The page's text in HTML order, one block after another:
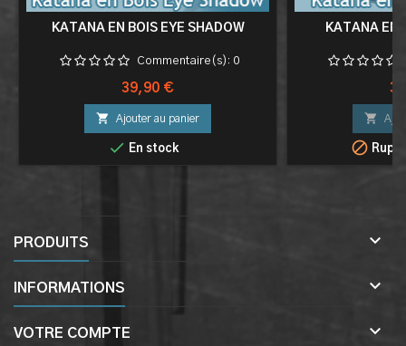
KATANA EN BOIS EYE SHADOW
Commentaire(s): 0
Prix
39,90 €
 Ajouter au panier
 En stock
KATANA EN


PRODUITS 
INFORMATIONS 
VOTRE COMPTE 